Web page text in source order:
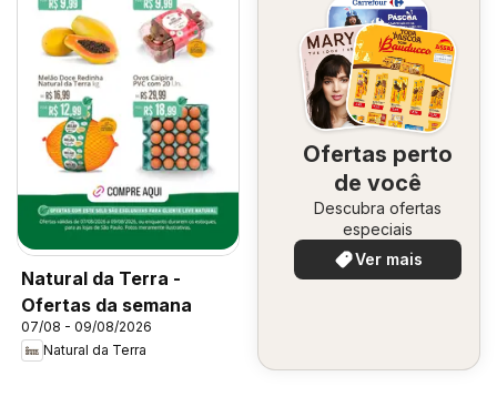
Natural da Terra -
Ofertas da semana
07/08 - 09/08/2026
Natural da Terra
Ofertas perto
de você
Descubra ofertas
especiais
Ver mais